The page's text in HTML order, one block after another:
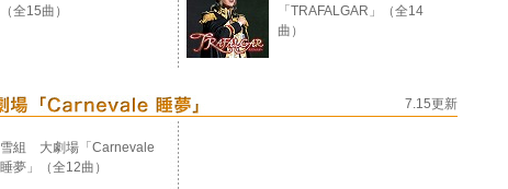
（全15曲）
「TRAFALGAR」（全14
曲）
7.15更新
雪組 大劇場「Carnevale
睡夢」（全12曲）